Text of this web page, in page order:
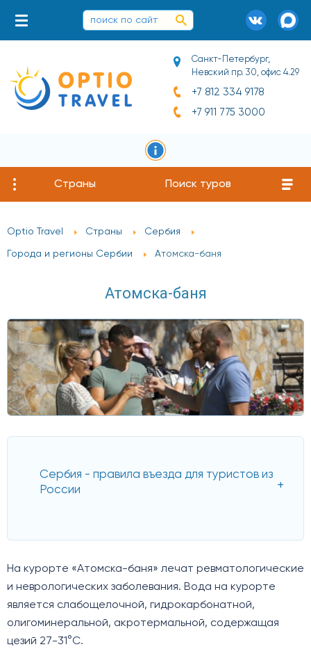
Санкт-Петербург,
Невский пр. 30, офис 4.29
+7 812 334 9178
+7 911 775 3000
Страны Поиск туров
Optio Travel Страны Сербия
Города и регионы Сербии Атомска-баня
Атомска-баня
Сербия - правила въезда для туристов из
России
На курорте «Атомска-баня» лечат ревматологические
и неврологических заболевания. Вода на курорте
является слабощелочной, гидрокарбонатной,
олигоминеральной, акротермальной, содержащая
цезий 27-31°C.